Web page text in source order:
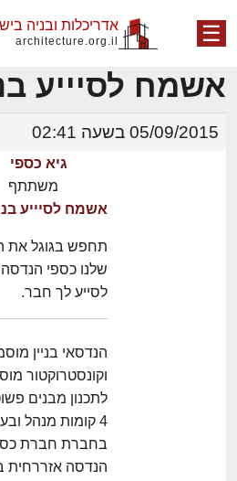
☰ אדריכלות ובניה
architecture.org.il
אשמח לסיייע
05/09/2015 בשעה 02:41
גיא כספי
משתתף
אשמח לסיייע
תחפש בגוגל את
שלנו כספי
לסייע לך חבר.
הנדסאי בניין
וקונסטרוקטור
לתכנון מבנים
4 קומות מנהל
בחברת חברת
הנדסה אזררחית